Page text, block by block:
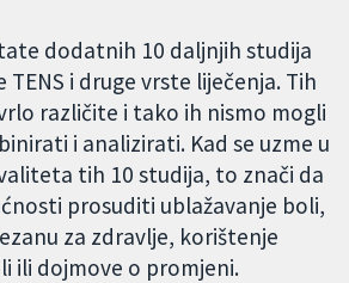
dodatnih 10 daljnjih studija
TENS i druge vrste liječenja. Tih
različite i tako ih nismo mogli
i analizirati. Kad se uzme u
tih 10 studija, to znači da
prosuditi ublažavanje boli,
za zdravlje, korištenje
ili dojmove o promjeni.